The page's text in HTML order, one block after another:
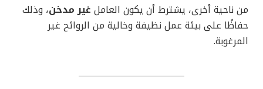
من ناحية أخرى، يشترط أن يكون العامل غير مدخن، وذلك
حفاظًا على بيئة عمل نظيفة وخالية من الروائح غير
المرغوبة.